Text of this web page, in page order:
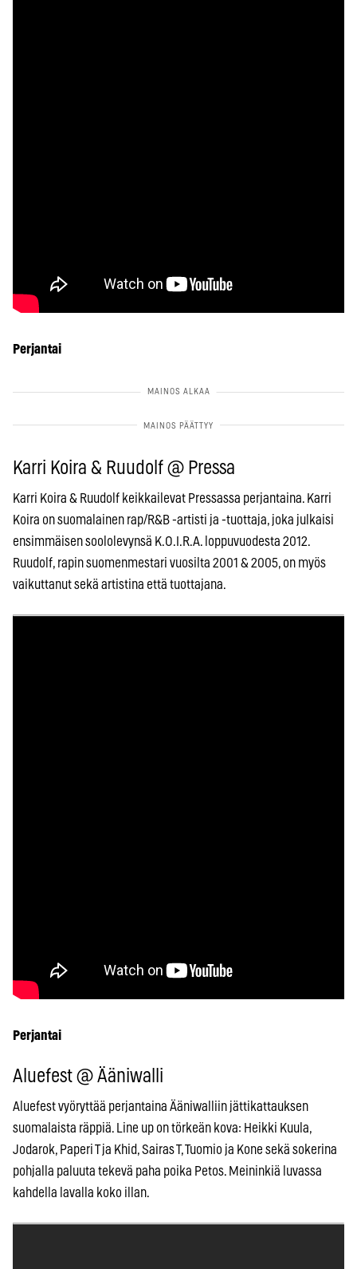
Perjantai
Karri Koira & Ruudolf @ Pressa
Karri Koira & Ruudolf keikkailevat Pressassa perjantaina. Karri
Koira on suomalainen rap/R&B -artisti ja -tuottaja, joka julkaisi
ensimmäisen soololevynsä K.O.I.R.A. loppuvuodesta 2012.
Ruudolf, rapin suomenmestari vuosilta 2001 & 2005, on myös
vaikuttanut sekä artistina että tuottajana.
Perjantai
Aluefest @ Ääniwalli
Aluefest vyöryttää perjantaina Ääniwalliin jättikattauksen
suomalaista räppiä. Line up on törkeän kova: Heikki Kuula,
Jodarok, Paperi T ja Khid, Sairas T, Tuomio ja Kone sekä sokerina
pohjalla paluuta tekevä paha poika Petos. Meininkiä luvassa
kahdella lavalla koko illan.